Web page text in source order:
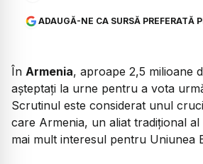
ADAUGĂ-NE CA SURSĂ PREFERATĂ
În Armenia, aproape 2,5 milioane
așteptați la urne pentru a vota
Scrutinul este considerat unul
care Armenia, un aliat tradițional al
mai mult interesul pentru Uniunea